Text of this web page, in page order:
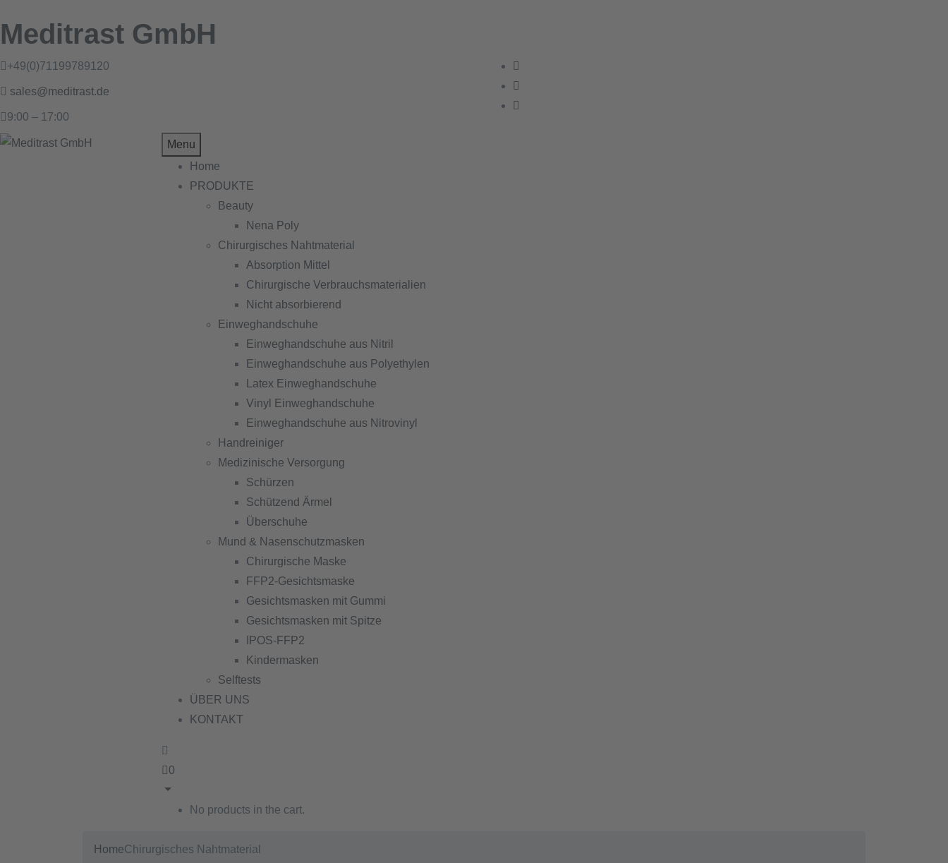
Meditrast GmbH
+49(0)71199789120
sales@meditrast.de
9:00 – 17:00
Menu
Home
PRODUKTE
Beauty
Nena Poly
Chirurgisches Nahtmaterial
Absorption Mittel
Chirurgische Verbrauchsmaterialien
Nicht absorbierend
Einweghandschuhe
Einweghandschuhe aus Nitril
Einweghandschuhe aus Polyethylen
Latex Einweghandschuhe
Vinyl Einweghandschuhe
Einweghandschuhe aus Nitrovinyl
Handreiniger
Medizinische Versorgung
Schürzen
Schützend Ärmel
Überschuhe
Mund & Nasenschutzmasken
Chirurgische Maske
FFP2-Gesichtsmaske
Gesichtsmasken mit Gummi
Gesichtsmasken mit Spitze
IPOS-FFP2
Kindermasken
Selftests
ÜBER UNS
KONTAKT
0
No products in the cart.
HomeChirurgisches Nahtmaterial